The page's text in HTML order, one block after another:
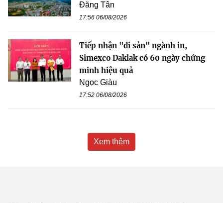
Đăng Tân
17:56 06/08/2026
Tiếp nhận "di sản" ngành in,
Simexco Daklak có 60 ngày chứng
minh hiệu quả
Ngọc Giàu
17:52 06/08/2026
Xem thêm